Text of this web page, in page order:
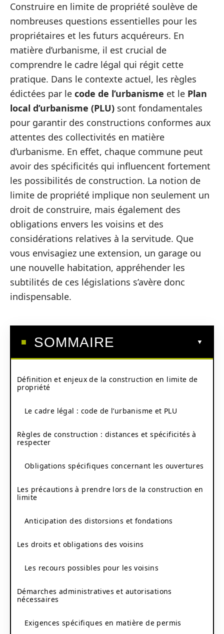
Construire en limite de propriété soulève de
nombreuses questions essentielles pour les
propriétaires et les futurs acquéreurs. En
matière d’urbanisme, il est crucial de
comprendre le cadre légal qui régit cette
pratique. Dans le contexte actuel, les règles
édictées par le code de l’urbanisme et le Plan
local d’urbanisme (PLU) sont fondamentales
pour garantir des constructions conformes aux
attentes des collectivités en matière
d’urbanisme. En effet, chaque commune peut
avoir des spécificités qui influencent fortement
les possibilités de construction. La notion de
limite de propriété implique non seulement un
droit de construire, mais également des
obligations envers les voisins et des
considérations relatives à la servitude. Que
vous envisagiez une extension, un garage ou
une nouvelle habitation, appréhender les
subtilités de ces législations s’avère donc
indispensable.
SOMMAIRE
Définition et enjeux de la construction en limite de
propriété
Le cadre légal : code de l’urbanisme et PLU
Règles de construction : distances et spécificités à
respecter
Obligations spécifiques concernant les ouvertures
Les précautions à prendre lors de la construction en
limite
Anticipation des distorsions et fondations
Les droits et obligations des voisins
Les recours possibles pour les voisins
Démarches administratives et autorisations
nécessaires
Exigences spécifiques en matière de permis